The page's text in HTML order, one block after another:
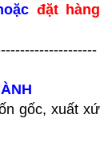
đặt hàng
gốc, xuất xứ